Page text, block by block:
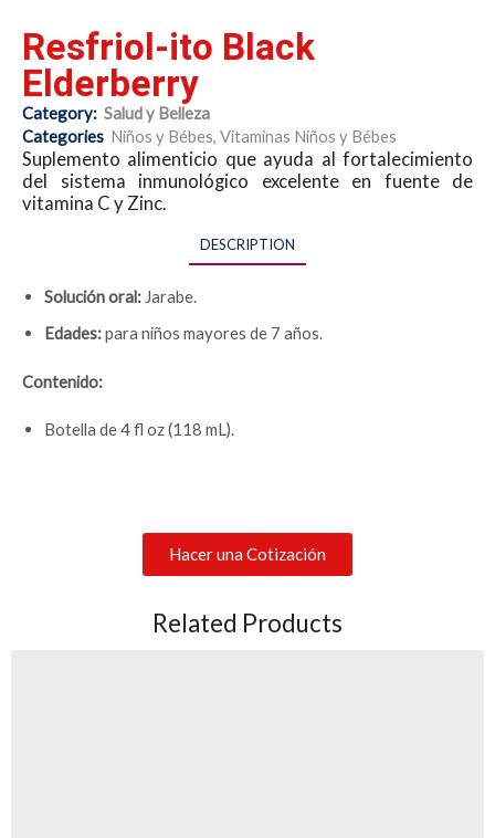
Resfriol-ito Black
Elderberry
Category: Salud y Belleza
Categories Niños y Bébes, Vitaminas Niños y Bébes
Suplemento alimenticio que ayuda al fortalecimiento
del sistema inmunológico excelente en fuente de
vitamina C y Zinc.
DESCRIPTION
Solución oral: Jarabe.
Edades:para niños mayores de 7 años.
Contenido:
Botella de 4 fl oz (118 mL).
Hacer una Cotización
Related Products